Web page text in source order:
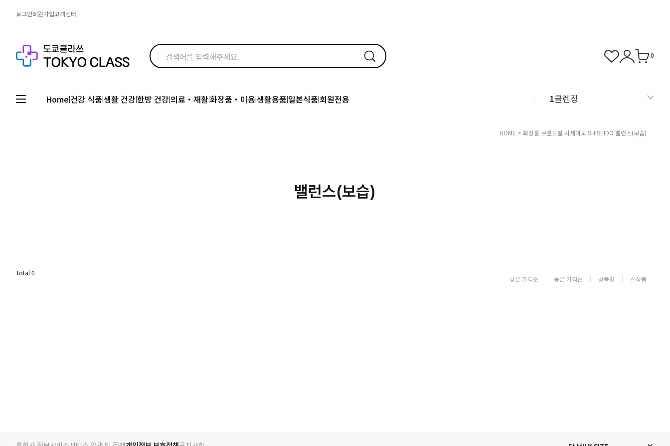
로그인회원가입고객센터
0
Home|건강 식품|생활 건강|한방 건강|의료・재활|화장품・미용|생활용품|일본식품|회원전용 1클렌징
HOME > 화장품 브랜드별 시세이도 SHISEIDO 밸런스(보습)
밸런스(보습)
Total 0
낮은 가격순 높은 가격순 상품명 신상품